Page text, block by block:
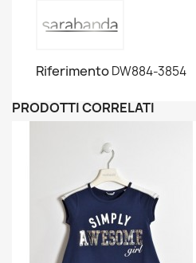
RiferimentoDW884-3854
PRODOTTI CORRELATI